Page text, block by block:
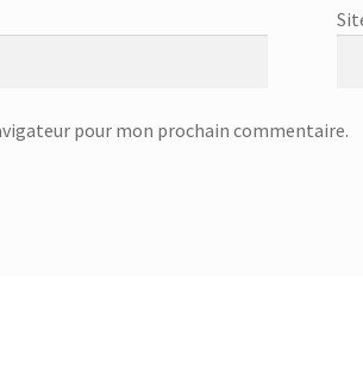
pour mon prochain commentaire.